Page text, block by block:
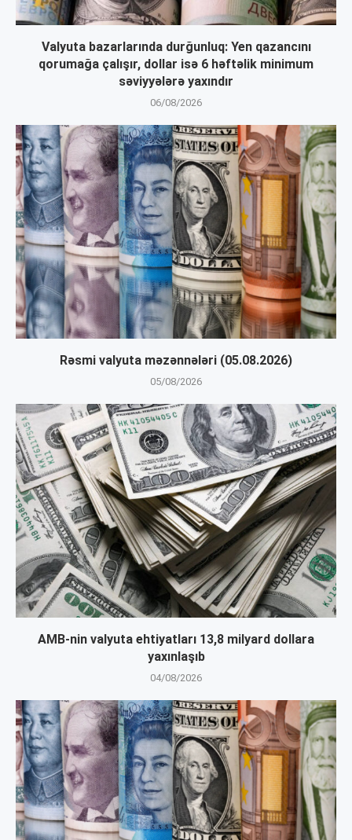
Valyuta bazarlarında durğunluq: Yen qazancını
qorumağa çalışır, dollar isə 6 həftəlik minimum
səviyyələrə yaxındır
06/08/2026
Rəsmi valyuta məzənnələri (05.08.2026)
05/08/2026
AMB-nin valyuta ehtiyatları 13,8 milyard dollara
yaxınlaşıb
04/08/2026